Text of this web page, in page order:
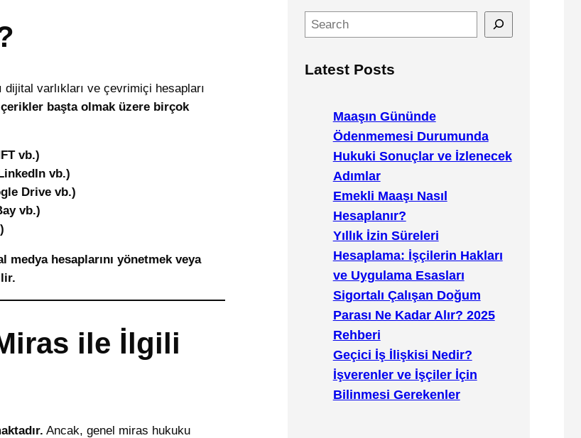
dijital varlıkları ve çevrimiçi hesapları
başta olmak üzere birçok
vb.)
vb.)
Drive vb.)
vb.)
medya hesaplarını yönetmek veya
ile İlgili
Ancak, genel miras hukuku
e
rLatest Posts
Maaşın Gününde
Ödenmemesi Durumunda
Hukuki Sonuçlar ve İzlenecek
Adımlar
Emekli Maaşı Nasıl
Hesaplanır?
Yıllık İzin Süreleri
Hesaplama: İşçilerin Hakları
ve Uygulama Esasları
Sigortalı Çalışan Doğum
Parası Ne Kadar Alır? 2025
Rehberi
Geçici İş İlişkisi Nedir?
İşverenler ve İşçiler İçin
Bilinmesi Gerekenler